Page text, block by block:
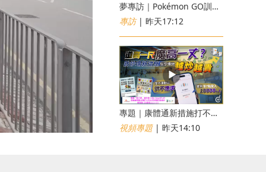
夢專訪｜Pokémon GO訓練員「蝦皮」16歲打上世界第一！戰友成最強後盾
專訪| 昨天17:12
專題｜康體通新措施打不倒黃牛？室內運動場一場難求越炒越貴
視頻專題| 昨天14:10